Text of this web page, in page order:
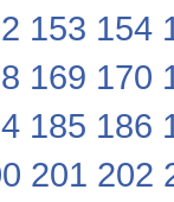
153 154
169 170
185 186
201 202